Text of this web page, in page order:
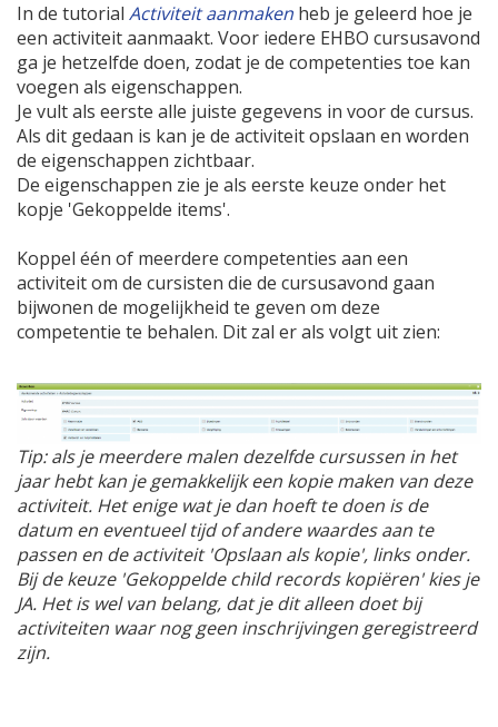
In de tutorial Activiteit aanmaken heb je geleerd hoe je
een activiteit aanmaakt. Voor iedere EHBO cursusavond
ga je hetzelfde doen, zodat je de competenties toe kan
voegen als eigenschappen.
Je vult als eerste alle juiste gegevens in voor de cursus.
Als dit gedaan is kan je de activiteit opslaan en worden
de eigenschappen zichtbaar.
De eigenschappen zie je als eerste keuze onder het
kopje 'Gekoppelde items'.
Koppel één of meerdere competenties aan een
activiteit om de cursisten die de cursusavond gaan
bijwonen de mogelijkheid te geven om deze
competentie te behalen. Dit zal er als volgt uit zien:
Tip: als je meerdere malen dezelfde cursussen in het
jaar hebt kan je gemakkelijk een kopie maken van deze
activiteit. Het enige wat je dan hoeft te doen is de
datum en eventueel tijd of andere waardes aan te
passen en de activiteit 'Opslaan als kopie', links onder.
Bij de keuze 'Gekoppelde child records kopiëren' kies je
JA. Het is wel van belang, dat je dit alleen doet bij
activiteiten waar nog geen inschrijvingen geregistreerd
zijn.